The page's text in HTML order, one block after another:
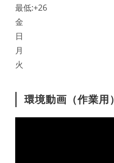
最低:+26
金
日
月
火
環境動画（作業用）